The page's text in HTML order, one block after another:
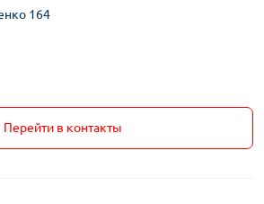
164
Перейти в контакты